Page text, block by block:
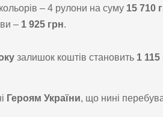
– 4 рулони на суму 15 710
– 1 925 грн.
залишок коштів становить 1 115
Героям України, що нині